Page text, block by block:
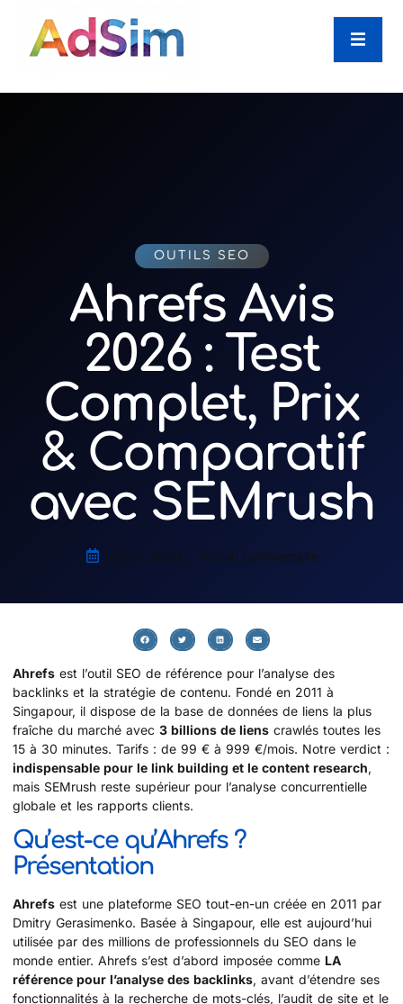
OUTILS SEO
Ahrefs Avis
2026 : Test
Complet, Prix
& Comparatif
avec SEMrush
mai 13, 2026 Aucun commentaire
Ahrefs est l’outil SEO de référence pour l’analyse des
backlinks et la stratégie de contenu. Fondé en 2011 à
Singapour, il dispose de la base de données de liens la plus
fraîche du marché avec 3 billions de liens crawlés toutes les
15 à 30 minutes. Tarifs : de 99 € à 999 €/mois. Notre verdict :
indispensable pour le link building et le content research,
mais SEMrush reste supérieur pour l’analyse concurrentielle
globale et les rapports clients.
Qu’est-ce qu’Ahrefs ?
Présentation
Ahrefs est une plateforme SEO tout-en-un créée en 2011 par
Dmitry Gerasimenko. Basée à Singapour, elle est aujourd’hui
utilisée par des millions de professionnels du SEO dans le
monde entier. Ahrefs s’est d’abord imposée comme LA
référence pour l’analyse des backlinks, avant d’étendre ses
fonctionnalités à la recherche de mots-clés, l’audit de site et le